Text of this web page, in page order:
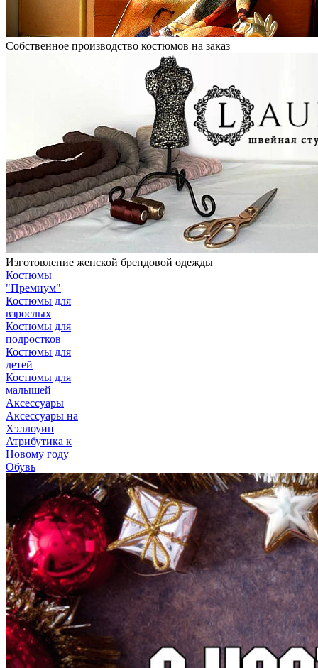
Собственное производство костюмов на заказ
Изготовление женской брендовой одежды
Костюмы
"Премиум"
Костюмы для
взрослых
Костюмы для
подростков
Костюмы для
детей
Костюмы для
малышей
Аксессуары
Аксессуары на
Хэллоуин
Атрибутика к
Новому году
Обувь